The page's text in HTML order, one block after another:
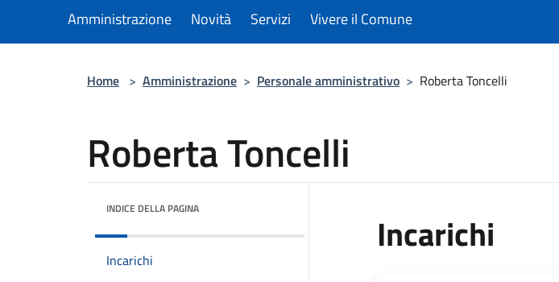
Amministrazione Novità Servizi Vivere il Comune
Home > Amministrazione > Personale amministrativo > Roberta Toncelli
Roberta Toncelli
INDICE DELLA PAGINA
Incarichi
Incarichi